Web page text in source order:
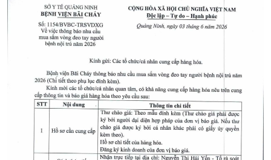
Dịch vụ y tế
Dành cho khách hàng